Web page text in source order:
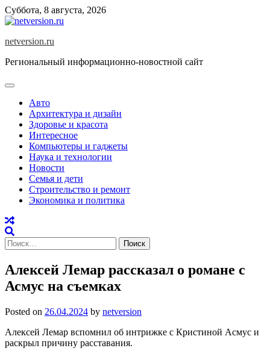
Skip
to
Суббота, 8 августа, 2026
netversion.ru
Региональный информационно-новостной сайт
Авто
Архитектура и дизайн
Здоровье и красота
Интересное
Компьютеры и гаджеты
Наука и технологии
Новости
Семья и дети
Строительство и ремонт
Экономика и политика
Найти:
Алексей Лемар рассказал о романе с
Асмус на съемках
Posted on 26.04.2024 by netversion
Алексей Лемар вспомнил об интрижке с Кристиной Асмус и
раскрыл причину расставания.